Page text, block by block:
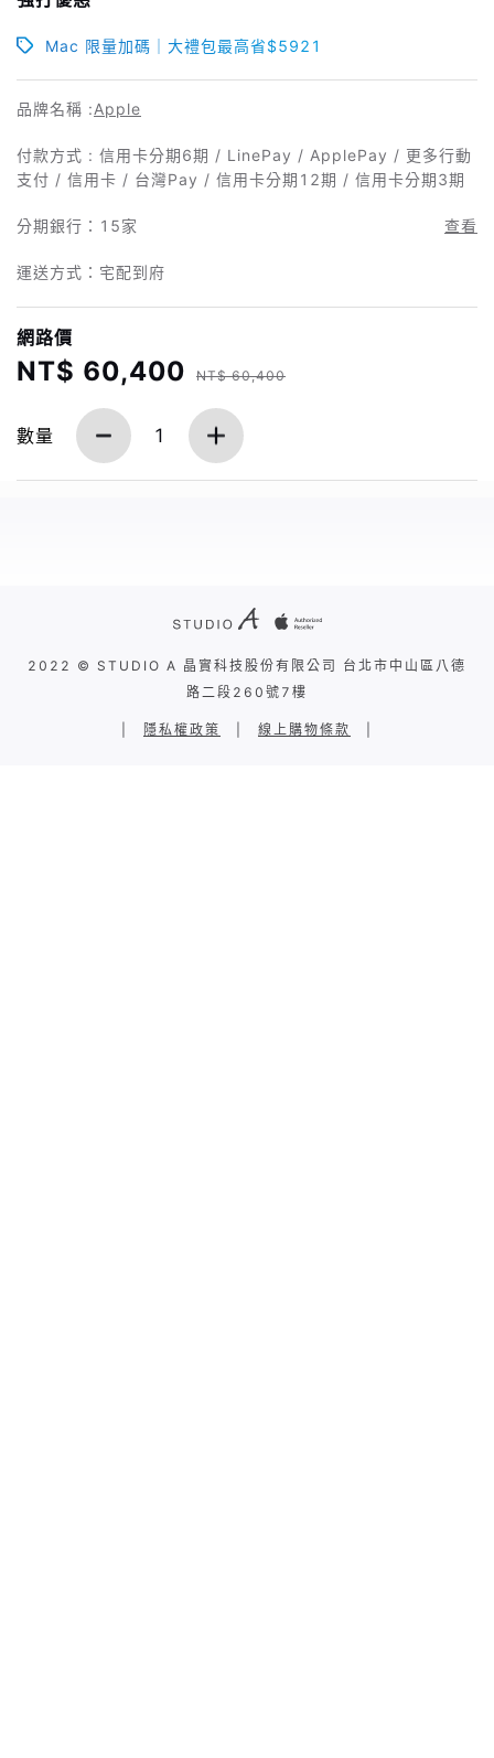
Mac 限量加碼｜大禮包最高省$5921
品牌名稱 :Apple
付款方式 : 信用卡分期6期 / LinePay / ApplePay / 更多行動
支付 / 信用卡 / 台灣Pay / 信用卡分期12期 / 信用卡分期3期
分期銀行： 15家 查看
運送方式：宅配到府
網路價
NT$ 60,400 NT$ 60,400
數量 1
2022 © STUDIO A 晶實科技股份有限公司 台北市中山區八德
路二段260號7樓
隱私權政策 線上購物條款